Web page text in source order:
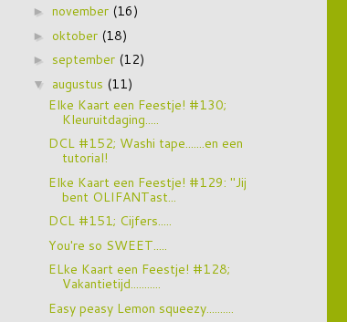
► november (16)
► oktober (18)
► september (12)
▼ augustus (11)
Elke Kaart een Feestje! #130;
Kleuruitdaging.....
DCL #152; Washi tape.......en een
tutorial!
Elke Kaart een Feestje! #129: "Jij
bent OLIFANTast...
DCL #151; Cijfers.....
You're so SWEET.....
ELke Kaart een Feestje! #128;
Vakantietijd...........
Easy peasy Lemon squeezy..........